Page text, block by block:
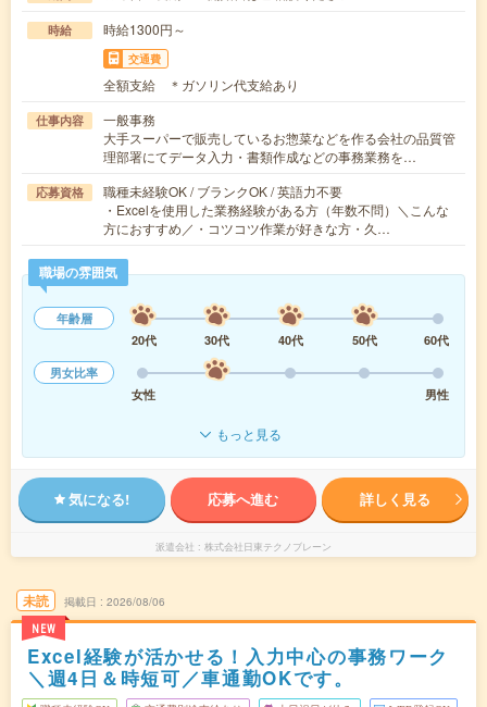
時給 時給1300円～
交通費
全額支給 ＊ガソリン代支給あり
仕事内容
一般事務
大手スーパーで販売しているお惣菜などを作る会社の品質管
理部署にてデータ入力・書類作成などの事務業務を…
応募資格
職種未経験OK / ブランクOK / 英語力不要
・Excelを使用した業務経験がある方（年数不問）＼こんな
方におすすめ／・コツコツ作業が好きな方・久…
職場の雰囲気
年齢層
20代
30代 40代 50代
60代
男女比率
女性
男性
もっと見る
気になる! 応募へ進む 詳しく見る
派遣会社 株式会社日東テクノブレーン
未読
NEW
掲載日 2026/08/06
Excel経験が活かせる！入力中心の事務ワーク
＼週4日＆時短可／車通勤OKです。